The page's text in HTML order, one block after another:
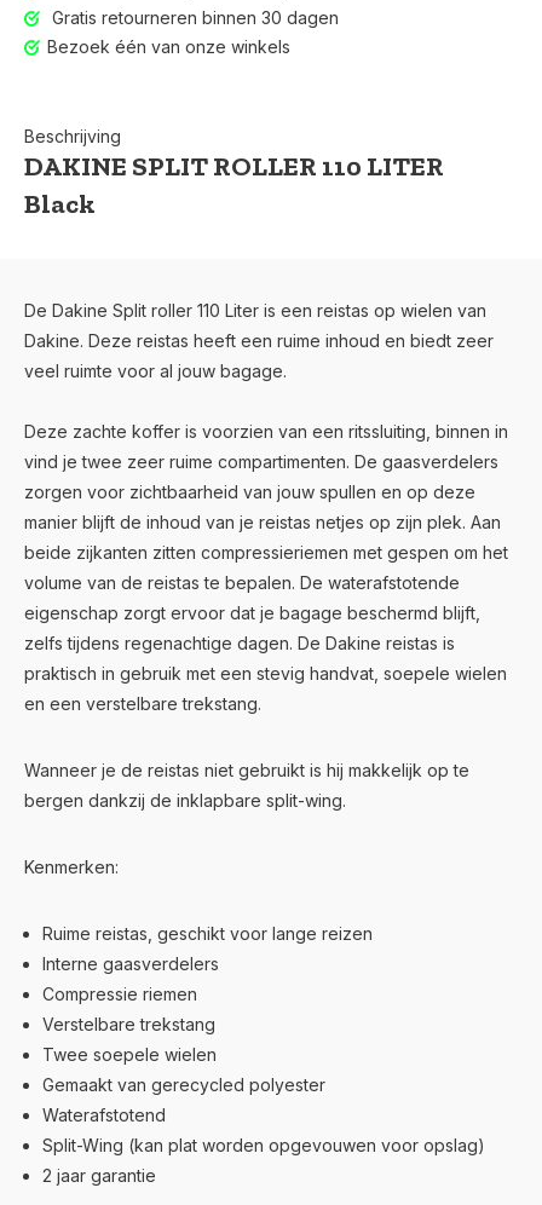
Voor 17:00 besteld, is vandaag verzonden (ma-vr)
Gratis retourneren binnen 30 dagen
Bezoek één van onze winkels
Beschrijving
DAKINE SPLIT ROLLER 110 LITER
Black
De Dakine Split roller 110 Liter is een reistas op wielen van
Dakine. Deze reistas heeft een ruime inhoud en biedt zeer
veel ruimte voor al jouw bagage.
Deze zachte koffer is voorzien van een ritssluiting, binnen in
vind je twee zeer ruime compartimenten. De gaasverdelers
zorgen voor zichtbaarheid van jouw spullen en op deze
manier blijft de inhoud van je reistas netjes op zijn plek. Aan
beide zijkanten zitten compressieriemen met gespen om het
volume van de reistas te bepalen. De waterafstotende
eigenschap zorgt ervoor dat je bagage beschermd blijft,
zelfs tijdens regenachtige dagen. De Dakine reistas is
praktisch in gebruik met een stevig handvat, soepele wielen
en een verstelbare trekstang.
Wanneer je de reistas niet gebruikt is hij makkelijk op te
bergen dankzij de inklapbare split-wing.
Kenmerken:
Ruime reistas, geschikt voor lange reizen
Interne gaasverdelers
Compressie riemen
Verstelbare trekstang
Twee soepele wielen
Gemaakt van gerecycled polyester
Waterafstotend
Split-Wing (kan plat worden opgevouwen voor opslag)
2 jaar garantie